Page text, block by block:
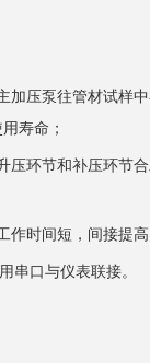
加压泵往管材试样
寿命；
压环节和补压环节
作时间短，间接提
串口与仪表联接。